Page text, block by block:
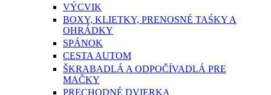
VÝCVIK
BOXY, KLIETKY, PRENOSNÉ TAŚKY A
OHRÁDKY
SPÁNOK
CESTA AUTOM
ŠKRABADLÁ A ODPOČÍVADLÁ PRE
MAČKY
PRECHODNÉ DVIERKA